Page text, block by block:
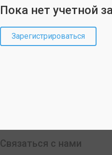
Пока нет учетной
Зарегистрироваться
Связаться с нами